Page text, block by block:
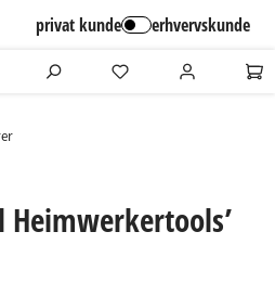
privat kunde erhvervskunde